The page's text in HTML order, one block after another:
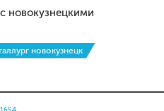
новокузнецкими
новокузнецк